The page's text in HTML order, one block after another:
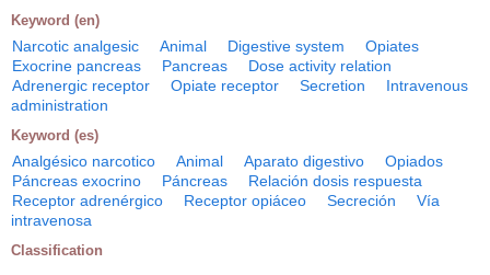
Keyword (en)
Narcotic analgesic Animal Digestive system
Opiates
Exocrine pancreas
Pancreas
Dose activity relation
Adrenergic receptor
Opiate receptor Secretion
Intravenous
administration
Keyword (es)
Analgésico narcotico Animal Aparato digestivo
Opiados
Páncreas exocrino
Páncreas
Relación dosis respuesta
Receptor adrenérgico
Receptor opiáceo Secreción
Vía
intravenosa
Classification